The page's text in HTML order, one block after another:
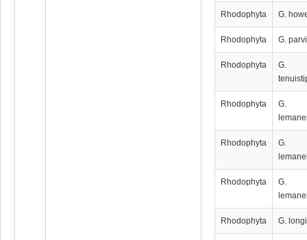
Rhodophyta G.
Rhodophyta G.
Rhodophyta
G.
Rhodophyta
G.
Rhodophyta
G.
Rhodophyta
G.
Rhodophyta G.